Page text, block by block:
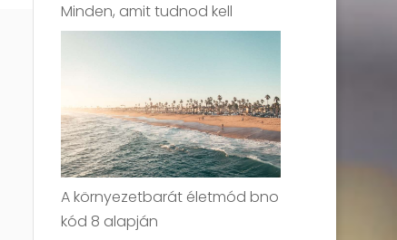
Minden, amit tudnod kell
A környezetbarát életmód bno
kód 8 alapján